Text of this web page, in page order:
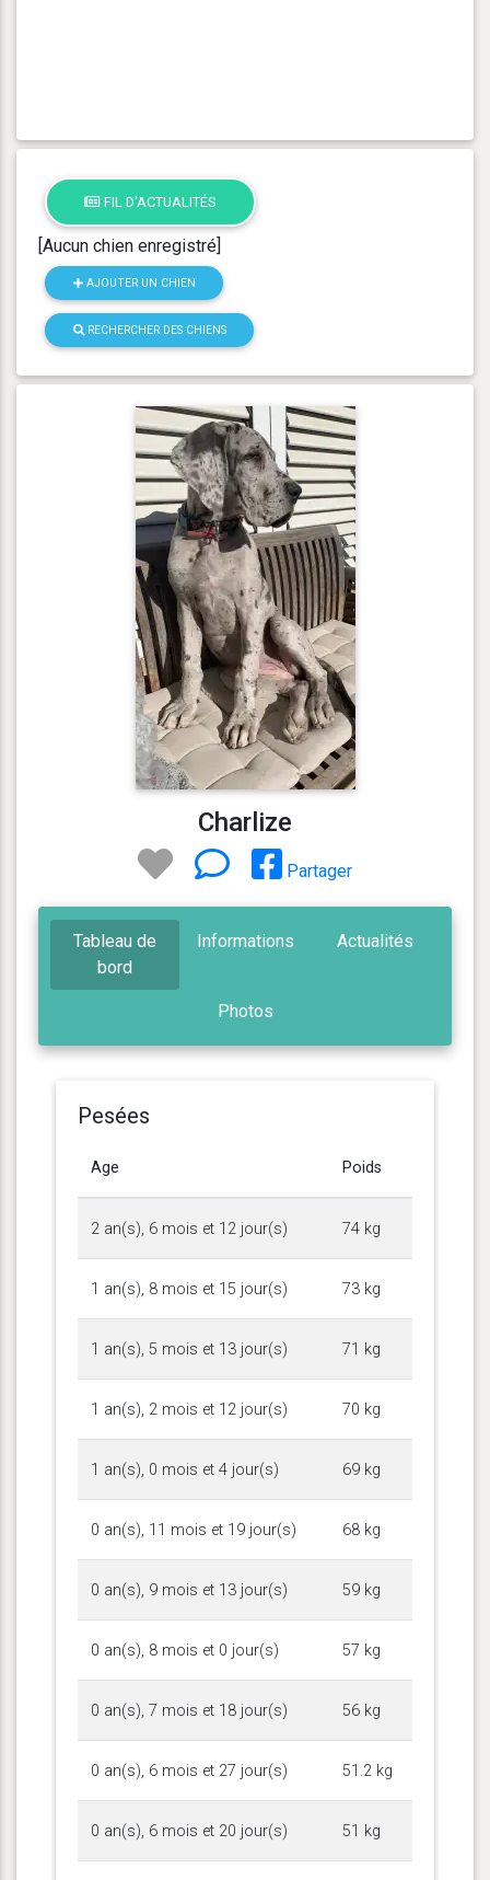
FIL D'ACTUALITÉS
[Aucun chien enregistré]
AJOUTER UN CHIEN
RECHERCHER DES CHIENS
Charlize
Partager
Tableau de
bord
Informations Actualités
Photos
Pesées
Age Poids
2 an(s), 6 mois et 12 jour(s) 74 kg
1 an(s), 8 mois et 15 jour(s) 73 kg
1 an(s), 5 mois et 13 jour(s) 71 kg
1 an(s), 2 mois et 12 jour(s) 70 kg
1 an(s), 0 mois et 4 jour(s) 69 kg
0 an(s), 11 mois et 19 jour(s) 68 kg
0 an(s), 9 mois et 13 jour(s) 59 kg
0 an(s), 8 mois et 0 jour(s) 57 kg
0 an(s), 7 mois et 18 jour(s) 56 kg
0 an(s), 6 mois et 27 jour(s) 51.2 kg
0 an(s), 6 mois et 20 jour(s) 51 kg